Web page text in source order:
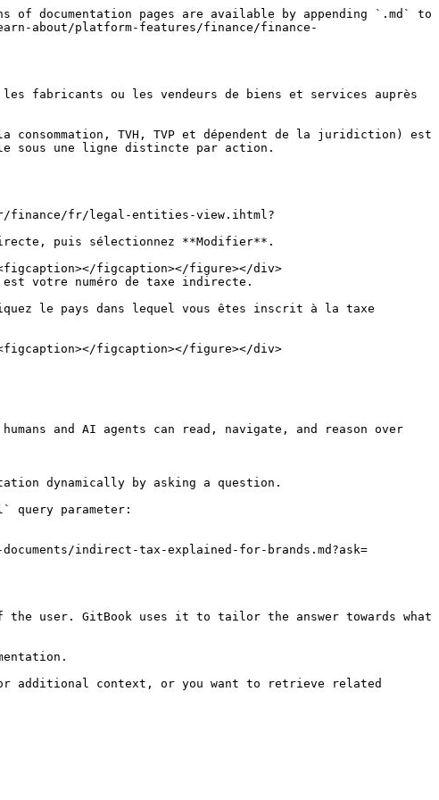
documentation pages are available by appending `.md` to
about/platform-features/finance/finance-
fabricants ou les vendeurs de biens et services auprès
TVH, TVP et dépendent de la juridiction) est
sous une ligne distincte par action.
finance/fr/legal-entities-view.ihtml?
puis sélectionnez **Modifier**.
votre numéro de taxe indirecte.
and AI agents can read, navigate, and reason over
dynamically by asking a question.
query parameter:
indirect-tax-explained-for-brands.md?ask=
user. GitBook uses it to tailor the answer towards what
additional context, or you want to retrieve related